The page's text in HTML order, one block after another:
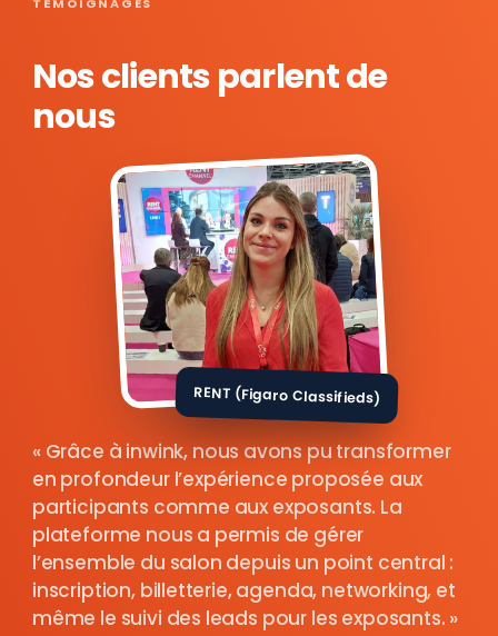
Nos clients parlent de
nous
RENT (Figaro Classifieds)
Grâce à inwink, nous avons pu transformer
en profondeur l’expérience proposée aux
participants comme aux exposants. La
plateforme nous a permis de gérer
l’ensemble du salon depuis un point central :
inscription, billetterie, agenda, networking, et
même le suivi des leads pour les exposants.